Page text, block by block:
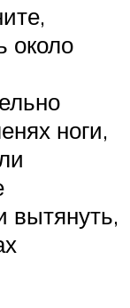
около
ноги,
вытянуть,